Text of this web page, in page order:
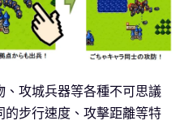
攻城兵器等各種不可思議
步行速度、攻擊距離等特